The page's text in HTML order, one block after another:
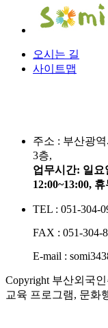
오시는 길
사이트맵
주소 : 부산광
3층,
업무시간: 일요
12:00~13:00,
TEL : 051-304-
FAX : 051-304-
E-mail :
Copyright 부산외국
교육 프로그램, 문화